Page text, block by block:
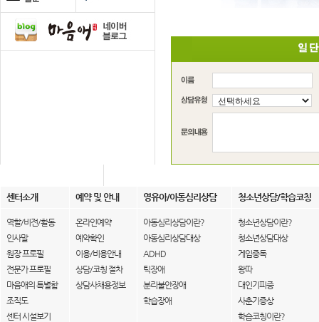
센터소개 예약 및 안내 영유아/아동심리상담 청소년상담/학습코칭
역할/비전/활동
인사말
원장 프로필
전문가 프로필
마음애의 특별함
조직도
센터 시설보기
온라인예약
예약확인
이용/비용안내
상담/코칭 절차
상담사채용정보
아동심리상담이란?
아동심리상담대상
ADHD
틱장애
분리불안장애
학습장애
청소년상담이란?
청소년상담대상
게임중독
왕따
대인기피증
사춘기증상
학습코칭이란?